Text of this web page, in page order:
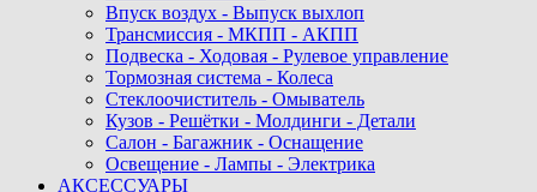
Впуск воздух - Выпуск выхлоп
Трансмиссия - МКПП - АКПП
Подвеска - Ходовая - Рулевое управление
Тормозная система - Колеса
Стеклоочиститель - Омыватель
Кузов - Решётки - Молдинги - Детали
Салон - Багажник - Оснащение
Освещение - Лампы - Электрика
АКСЕССУАРЫ